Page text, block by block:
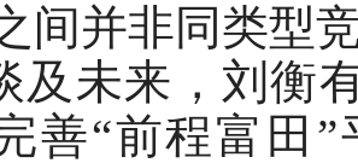
间并非同类型
及未来，刘衡
善“前程富田